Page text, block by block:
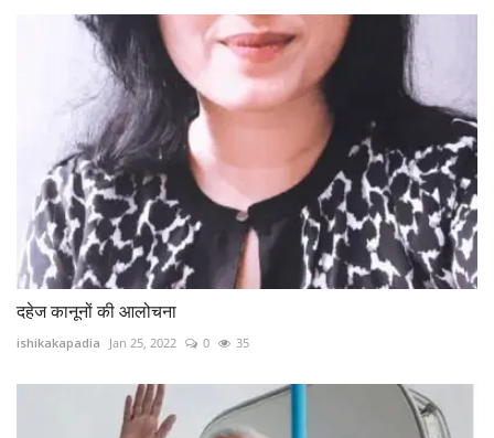
दहेज कानूनों की आलोचना
ishikakapadia Jan 25, 2022 0 35